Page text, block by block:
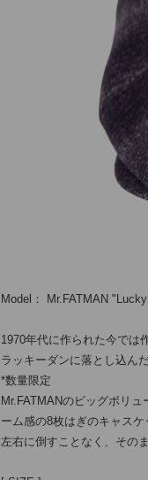
Model： Mr.FATMAN
1970年代に作られた今では
ラッキーダンに落とし込ん
*数量限定
Mr.FATMANのビッグボリ
ーム感の8枚はぎのキャスケ
左右に倒すことなく、その